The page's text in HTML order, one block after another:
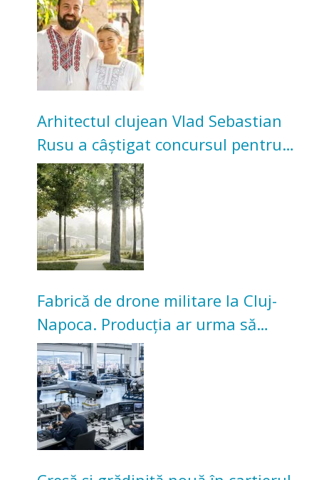
bunicilor
Arhitectul clujean Vlad Sebastian
Rusu a câștigat concursul pentru
transformarea Grădinii Casei
Universitarilor
Fabrică de drone militare la Cluj-
Napoca. Producția ar urma să
înceapă în toamna acestui an